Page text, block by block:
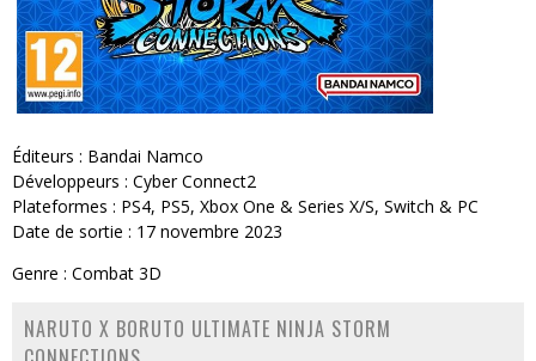
Éditeurs : Bandai Namco
Développeurs : Cyber Connect2
Plateformes : PS4, PS5, Xbox One & Series X/S, Switch & PC
Date de sortie : 17 novembre 2023
Genre : Combat 3D
NARUTO X BORUTO ULTIMATE NINJA STORM